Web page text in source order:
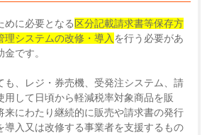
めに必要となる 区分記載請求書等保存方
システムの改修・導入 を行う必要があ
です。
も、レジ・券売機、受発注システム、請
用して日頃から軽減税率対象商品を販
来にわたり継続的に販売や請求書の発行
導入又は改修する事業者を支援するもの